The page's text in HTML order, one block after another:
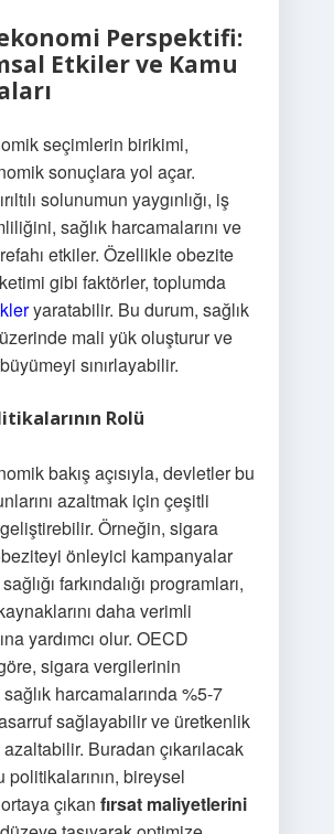
Perspektifi:
Etkiler ve Kamu
seçimlerin birikimi,
sonuçlara yol açar.
solunumun yaygınlığı, iş
sağlık harcamalarını ve
etkiler. Özellikle obezite
gibi faktörler, toplumda
yaratabilir. Bu durum, sağlık
mali yük oluşturur ve
sınırlayabilir.
Rolü
bakış açısıyla, devletler bu
azaltmak için çeşitli
Örneğin, sigara
önleyici kampanyalar
farkındalığı programları,
daha verimli
yardımcı olur. OECD
sigara vergilerinin
sağlık harcamalarında %5-7
sağlayabilir ve üretkenlik
azaltabilir. Buradan çıkarılacak
politikalarının, bireysel
çıkan fırsat maliyetlerini